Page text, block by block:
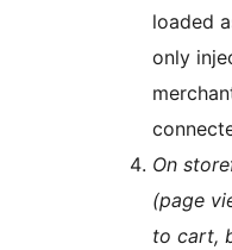
loaded
only
On
(page
to cart,